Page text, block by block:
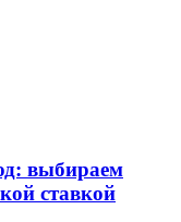
выбираем
ставкой